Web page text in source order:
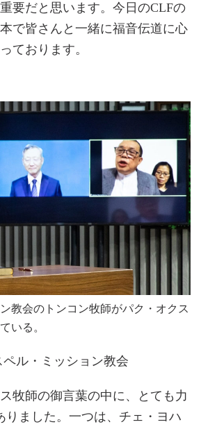
要だと思います。今日のCLFの
で皆さんと一緒に福音伝道に心
ております。
教会のトンコン牧師がパク・オクス
いる。
ペル・ミッション教会
牧師の御言葉の中に、とても力
りました。一つは、チェ・ヨハ